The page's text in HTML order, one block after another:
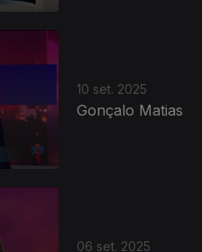
10 set. 2025
Gonçalo Matias
06 set. 2025